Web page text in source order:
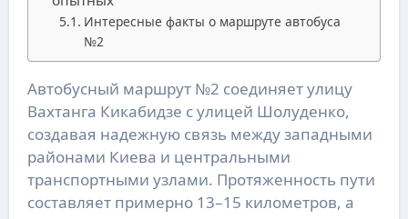
Интересные факты о маршруте автобуса
№2
Автобусный маршрут №2 соединяет улицу
Вахтанга Кикабидзе с улицей Шолуденко,
создавая надежную связь между западными
районами Киева и центральными
транспортными узлами. Протяженность пути
составляет примерно 13–15 километров, а